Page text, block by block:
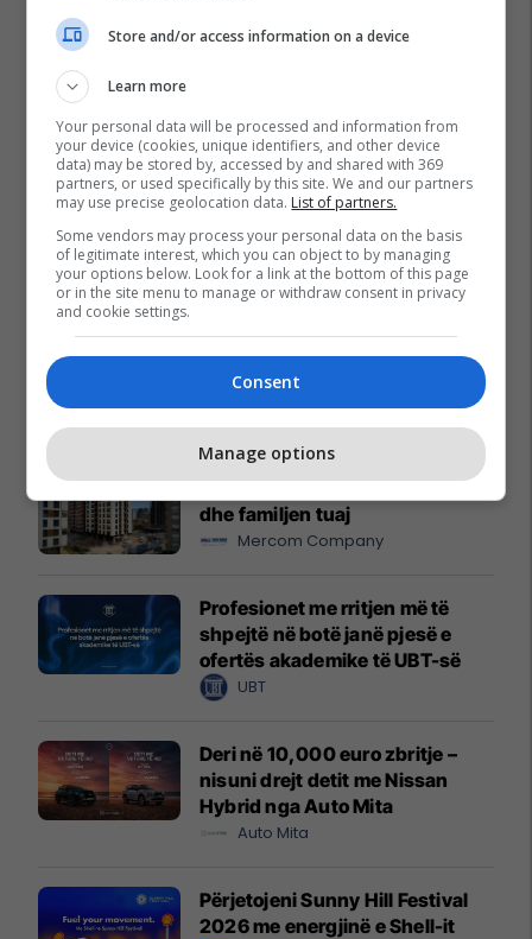
Promo
Një shtëpi në Kosovë - për ju
dhe familjen tuaj
Mercom Company
Profesionet me rritjen më të
shpejtë në botë janë pjesë e
ofertës akademike të UBT-së
UBT
Deri në 10,000 euro zbritje –
nisuni drejt detit me Nissan
Hybrid nga Auto Mita
Auto Mita
Përjetojeni Sunny Hill Festival
2026 me energjinë e Shell-it
Store and/or access information on a device
Learn more
Your personal data will be processed and information from
your device (cookies, unique identifiers, and other device
data) may be stored by, accessed by and shared with 369
partners, or used specifically by this site. We and our partners
may use precise geolocation data. List of partners.
Some vendors may process your personal data on the basis
of legitimate interest, which you can object to by managing
your options below. Look for a link at the bottom of this page
or in the site menu to manage or withdraw consent in privacy
and cookie settings.
Consent
Manage options